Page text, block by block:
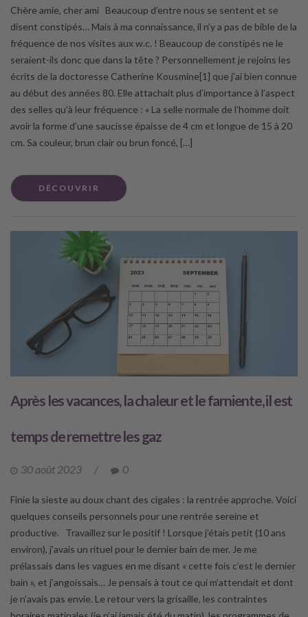
Chère amie, cher ami Beaucoup d’entre nous se sentent et se
disent constipés… Mais à ma connaissance, il n’y a pas de bible de la
fréquence de nos visites aux w.c. ! Beaucoup de constipés ne le
seraient-ils donc que dans la tête ? Personnellement je rejoins les
écrits de la doctoresse Catherine Kousmine[1] que j’ai bien connue
au début des années 80. Elle attachait plus d’importance à l’aspect
des selles qu’à leur fréquence : « La selle normale de l’homme doit
avoir la forme d’une saucisse épaisse de 4 cm et longue de 15 à 20
cm. Sa couleur, brun clair ou brun foncé, […]
DÉCOUVRIR
Après les vacances, la chaleur et le farniente, il est
temps de remettre les gaz
30 août 2023 / 0
Finie la sieste au doux chant des cigales : la rentrée approche. Voici
quelques conseils personnels pour une rentrée sereine et
productive. Travaillez sur le positif ! Lorsque j’étais petit (10 ans
environ), j’avais un rituel pour le dernier bain de mer. Je me
prélassais dans les vagues en me disant « cette fois c’est le dernier
bain », et j’angoissais… Je pensais à tout ce qui m’attendait et dont
je n’avais pas envie. Le retour vers la grisaille, les contraintes